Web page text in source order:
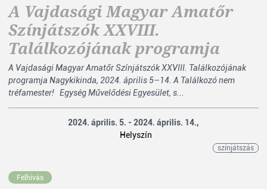
A Vajdasági Magyar Amatőr
Színjátszók XXVIII.
Találkozójának programja
A Vajdasági Magyar Amatőr Színjátszók XXVIII. Találkozójának
programja Nagykikinda, 2024. április 5–14. A Találkozó nem
tréfamester! Egység Művelődési Egyesület, s...
2024. április. 5. - 2024. április. 14.,
Helyszín
színjátszás
Felhívás